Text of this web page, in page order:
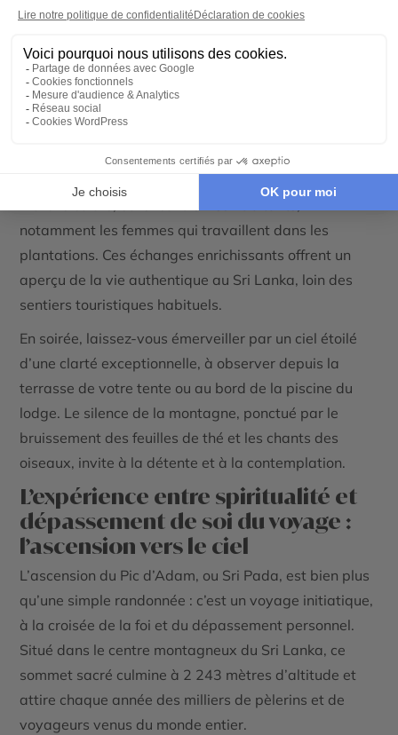
également incontournable : apprenez les étapes de la
production du thé, de la cueillette à la tasse, tout en
échangeant avec les travailleurs qui perpétuent cette
tradition centenaire.
Pour une immersion complète, le lodge propose des
rencontres avec les communautés locales. Visitez le
notamment les femmes qui travaillent dans les
plantations. Ces échanges enrichissants offrent un
aperçu de la vie authentique au Sri Lanka, loin des
sentiers touristiques habituels.
En soirée, laissez-vous émerveiller par un ciel étoilé
d’une clarté exceptionnelle, à observer depuis la
terrasse de votre tente ou au bord de la piscine du
lodge. Le silence de la montagne, ponctué par le
bruissement des feuilles de thé et les chants des
oiseaux, invite à la détente et à la contemplation.
L’expérience entre spiritualité et
dépassement de soi du voyage :
l’ascension vers le ciel
L’ascension du Pic d’Adam, ou Sri Pada, est bien plus
qu’une simple randonnée : c’est un voyage initiatique,
à la croisée de la foi et du dépassement personnel.
Situé dans le centre montagneux du Sri Lanka, ce
sommet sacré culmine à 2 243 mètres d’altitude et
attire chaque année des milliers de pèlerins et de
voyageurs venus du monde entier.